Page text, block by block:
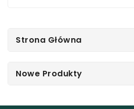
Strona Główna
Nowe Produkty